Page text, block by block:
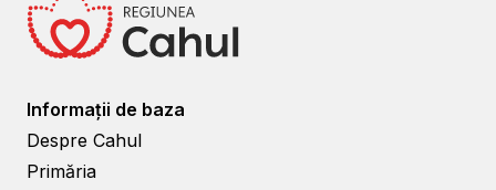
Informații de baza
Despre Cahul
Primăria